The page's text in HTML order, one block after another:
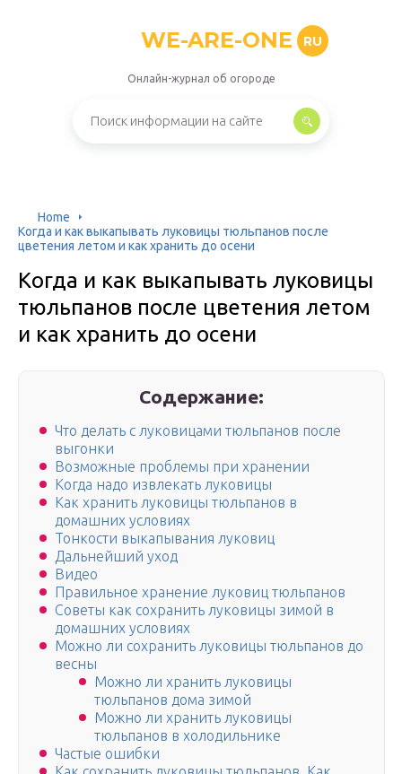
WE-ARE-ONE RU
Онлайн-журнал об огороде
Home
Когда и как выкапывать луковицы тюльпанов после
цветения летом и как хранить до осени
Когда и как выкапывать луковицы
тюльпанов после цветения летом
и как хранить до осени
Содержание:
Что делать с луковицами тюльпанов после
выгонки
Возможные проблемы при хранении
Когда надо извлекать луковицы
Как хранить луковицы тюльпанов в
домашних условиях
Тонкости выкапывания луковиц
Дальнейший уход
Видео
Правильное хранение луковиц тюльпанов
Советы как сохранить луковицы зимой в
домашних условиях
Можно ли сохранить луковицы тюльпанов до
весны
Можно ли хранить луковицы
тюльпанов дома зимой
Можно ли хранить луковицы
тюльпанов в холодильнике
Частые ошибки